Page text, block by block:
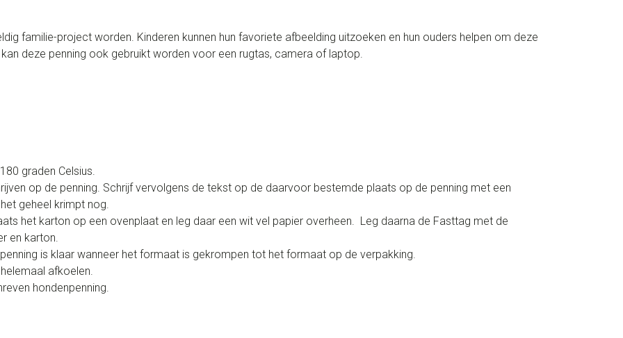
familie-project worden. Kinderen kunnen hun favoriete afbeelding uitzoeken en hun ouders helpen om deze
deze penning ook gebruikt worden voor een rugtas, camera of laptop.
graden Celsius.
op de penning. Schrijf vervolgens de tekst op de daarvoor bestemde plaats op de penning met een
geheel krimpt nog.
het karton op een ovenplaat en leg daar een wit vel papier overheen. Leg daarna de Fasttag met de
en karton.
is klaar wanneer het formaat is gekrompen tot het formaat op de verpakking.
afkoelen.
hondenpenning.